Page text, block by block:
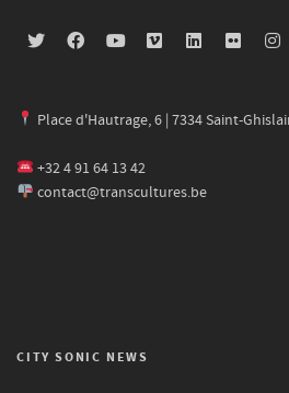
Place d'Hautrage, 6 | 7334 Saint-
+32 4 91 64 13 42
contact@transcultures.be
CITY SONIC NEWS